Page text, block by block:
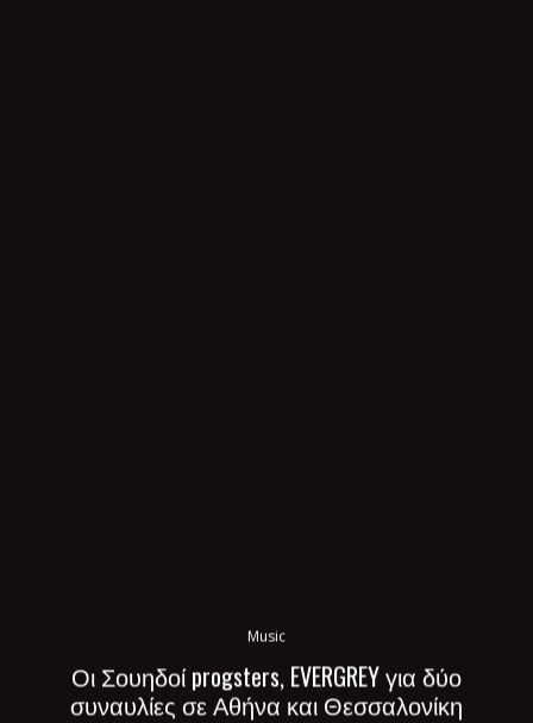
Music
Οι Σουηδοί progsters, EVERGREY για δύο
συναυλίες σε Αθήνα και Θεσσαλονίκη